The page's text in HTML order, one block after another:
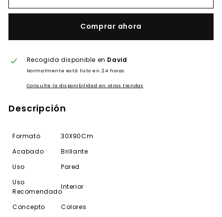
Comprar ahora
Recogida disponible en David
Normalmente está listo en 24 horas
Consulte la disponibilidad en otras tiendas
Descripción
Formato
30X90Cm
Acabado
Brillante
Uso
Pared
Uso
Recomendado
Interior
Concepto
Colores